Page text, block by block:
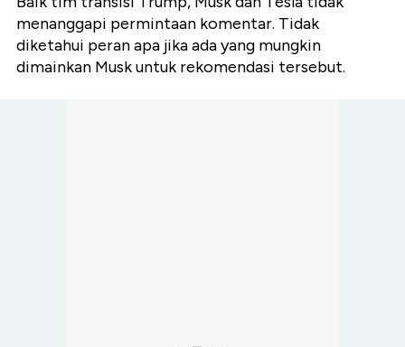
menanggapi permintaan komentar. Tidak
diketahui peran apa jika ada yang mungkin
dimainkan Musk untuk rekomendasi tersebut.